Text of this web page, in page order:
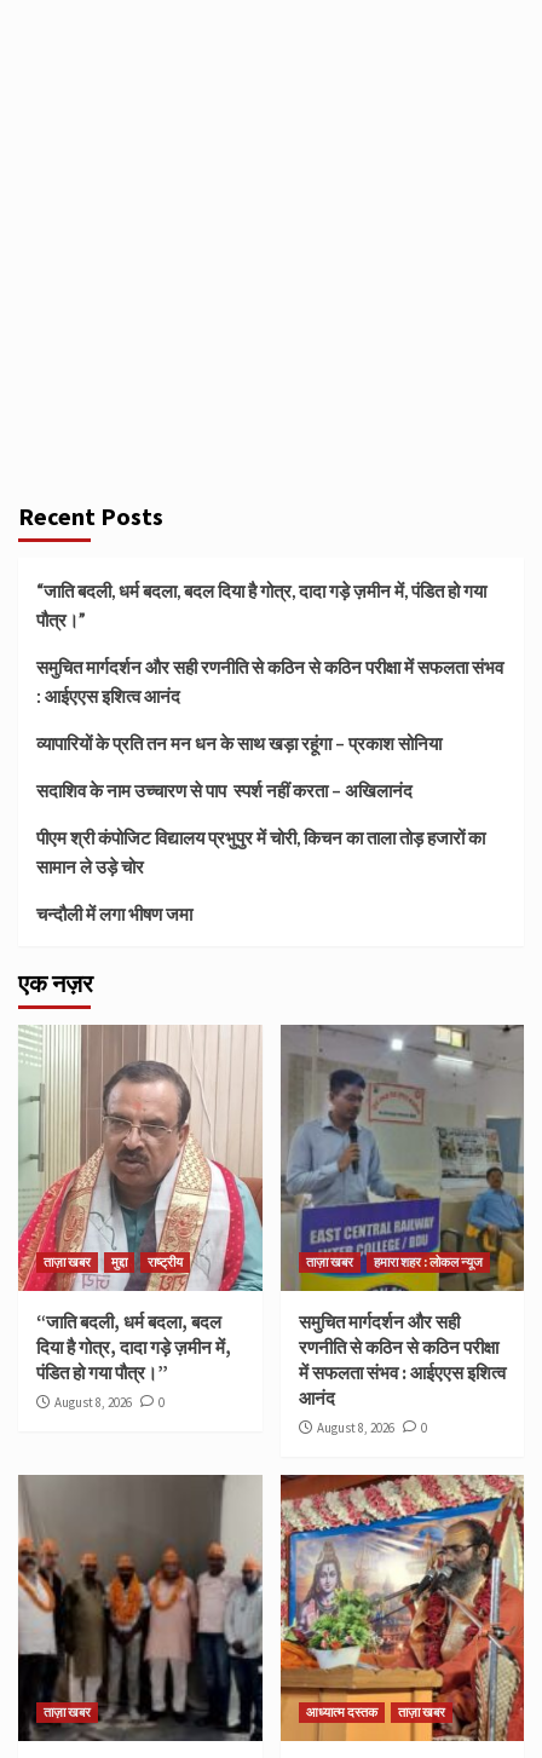
Recent Posts
“जाति बदली, धर्म बदला, बदल दिया है गोत्र, दादा गड़े ज़मीन में, पंडित हो गया
पौत्र।”
समुचित मार्गदर्शन और सही रणनीति से कठिन से कठिन परीक्षा में सफलता संभव
: आईएएस इशित्व आनंद
व्यापारियों के प्रति तन मन धन के साथ खड़ा रहूंगा – प्रकाश सोनिया
सदाशिव के नाम उच्चारण से पाप स्पर्श नहीं करता – अखिलानंद
पीएम श्री कंपोजिट विद्यालय प्रभुपुर में चोरी, किचन का ताला तोड़ हजारों का
सामान ले उड़े चोर
चन्दौली में लगा भीषण जमा
एक नज़र
ताज़ा खबर मुद्दा राष्ट्रीय
“जाति बदली, धर्म बदला, बदल
दिया है गोत्र, दादा गड़े ज़मीन में,
पंडित हो गया पौत्र।”
August 8, 2026 0
ताज़ा खबर हमारा शहर : लोकल न्यूज
समुचित मार्गदर्शन और सही
रणनीति से कठिन से कठिन परीक्षा
में सफलता संभव : आईएएस इशित्व
आनंद
August 8, 2026 0
ताज़ा खबर आध्यात्म दस्तक ताज़ा खबर